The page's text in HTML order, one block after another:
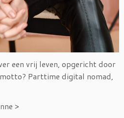
een vrij leven, opgericht door
Parttime digital nomad,
>